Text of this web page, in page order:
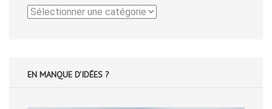
Catégories
EN MANQUE D'IDÉES ?